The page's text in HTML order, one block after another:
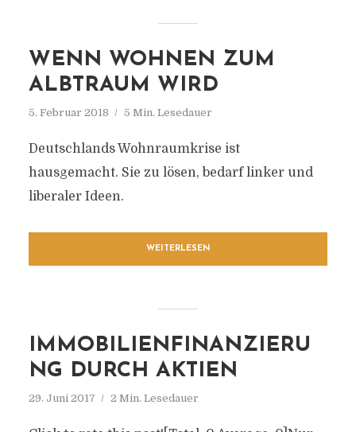
WENN WOHNEN ZUM
ALBTRAUM WIRD
5. Februar 2018 5 Min. Lesedauer
Deutschlands Wohnraumkrise ist
hausgemacht. Sie zu lösen, bedarf linker und
liberaler Ideen.
WEITERLESEN
IMMOBILIENFINANZIERU
NG DURCH AKTIEN
29. Juni 2017 2 Min. Lesedauer